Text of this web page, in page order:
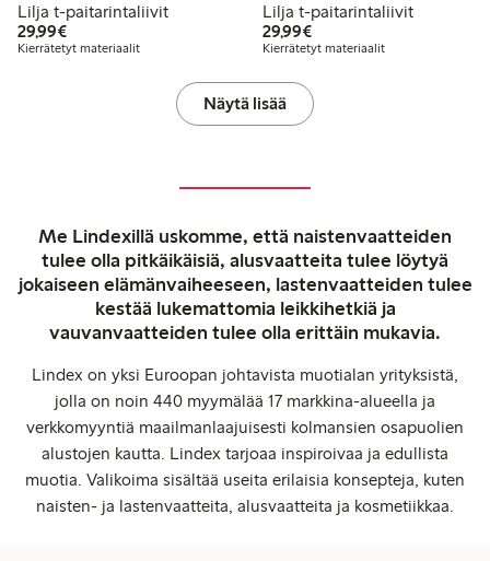
Lilja t-paitarintaliivit
29,99€29,99 €
Kierrätetyt materiaalit
Lilja t-paitarintaliivit
29,99€29,99 €
Kierrätetyt materiaalit
Näytä lisää
Me Lindexillä uskomme, että naistenvaatteiden
tulee olla pitkäikäisiä, alusvaatteita tulee löytyä
jokaiseen elämänvaiheeseen, lastenvaatteiden tulee
kestää lukemattomia leikkihetkiä ja
vauvanvaatteiden tulee olla erittäin mukavia.
Lindex on yksi Euroopan johtavista muotialan yrityksistä,
jolla on noin 440 myymälää 17 markkina-alueella ja
verkkomyyntiä maailmanlaajuisesti kolmansien osapuolien
alustojen kautta. Lindex tarjoaa inspiroivaa ja edullista
muotia. Valikoima sisältää useita erilaisia konsepteja, kuten
naisten- ja lastenvaatteita, alusvaatteita ja kosmetiikkaa.